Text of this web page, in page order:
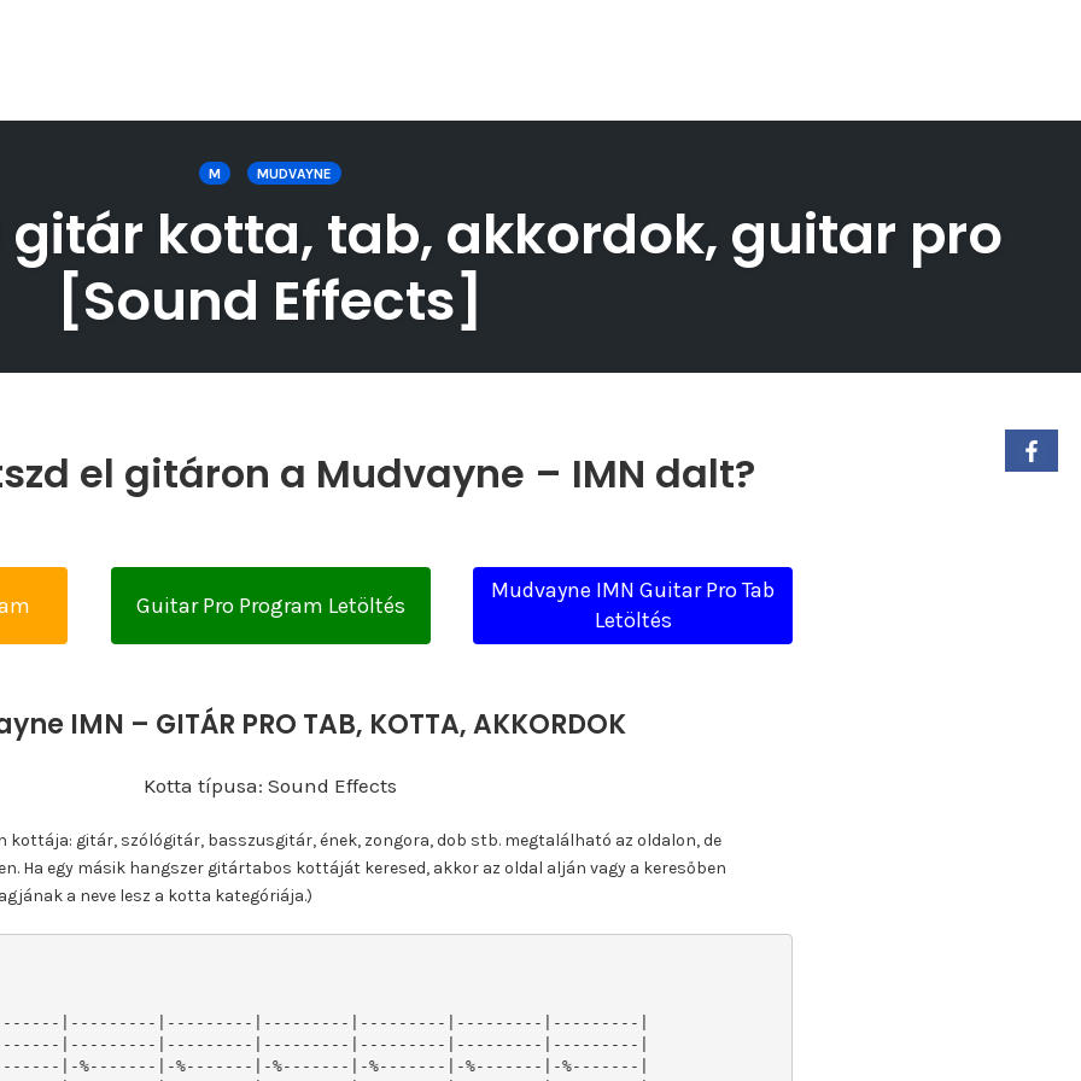
M MUDVAYNE
gitár kotta, tab, akkordok, guitar pro
[Sound Effects]
el gitáron a Mudvayne – IMN dalt?
Guitar Pro Program Letöltés
Mudvayne IMN Guitar Pro Tab
Letöltés
IMN – GITÁR PRO TAB, KOTTA, AKKORDOK
Kotta típusa: Sound Effects
kottája: gitár, szólógitár, basszusgitár, ének, zongora, dob stb. megtalálható az oldalon, de
Ha egy másik hangszer gitártabos kottáját keresed, akkor az oldal alján vagy a keresőben
a neve lesz a kotta kategóriája.)